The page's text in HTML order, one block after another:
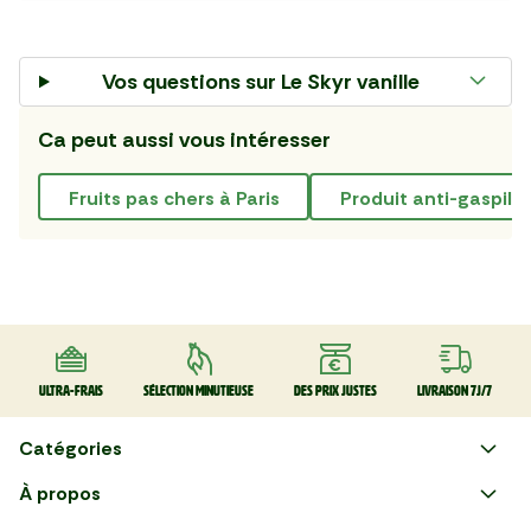
Vos questions sur Le Skyr vanille
Ca peut aussi vous intéresser
Fruits pas chers à Paris produit anti-
Ultra-frais Sélection minutieuse Des prix justes Livraison 7J/7
Catégories
Faire ses courses en ligne
À propos